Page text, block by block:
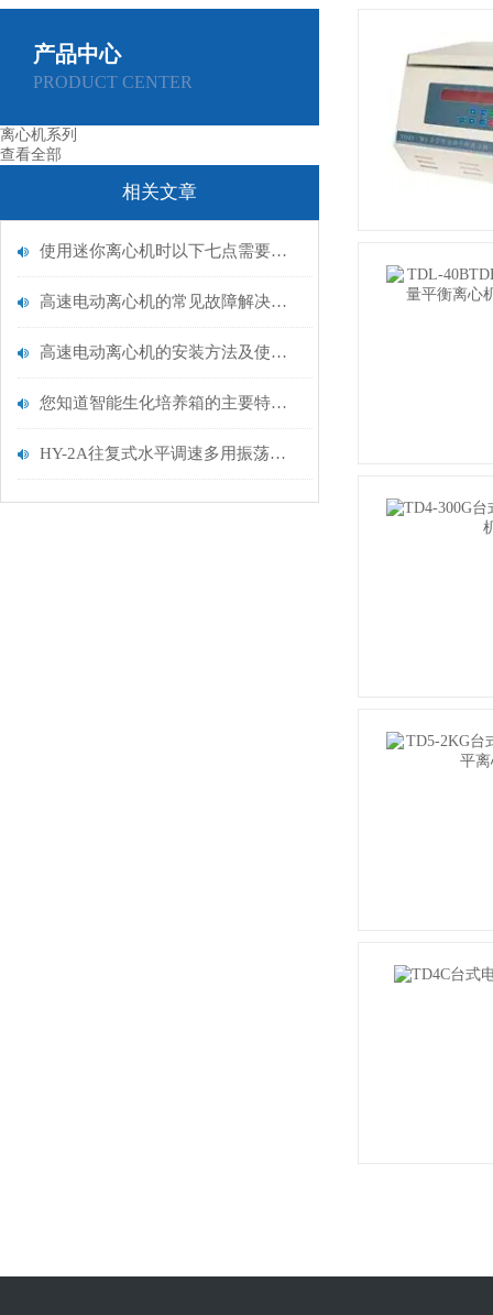
产品中心
PRODUCT CENTER
离心机系列
查看全部
相关文章
使用迷你离心机时以下七点需要大家特别注意
高速电动离心机的常见故障解决方法及运行时注意事项介绍
高速电动离心机的安装方法及使用注意事项介绍
您知道智能生化培养箱的主要特点有哪些吗？
HY-2A往复式水平调速多用振荡器使用说明书